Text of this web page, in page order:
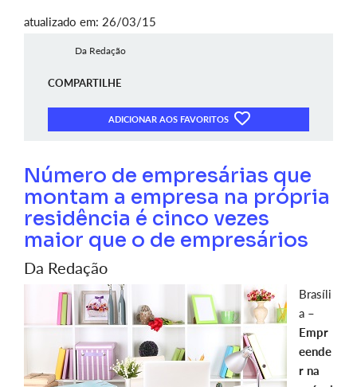
atualizado em: 26/03/15
Da Redação
COMPARTILHE
ADICIONAR AOS FAVORITOS
Número de empresárias que
montam a empresa na própria
residência é cinco vezes
maior que o de empresários
Da Redação
Brasíli
a –
Empr
eende
r na